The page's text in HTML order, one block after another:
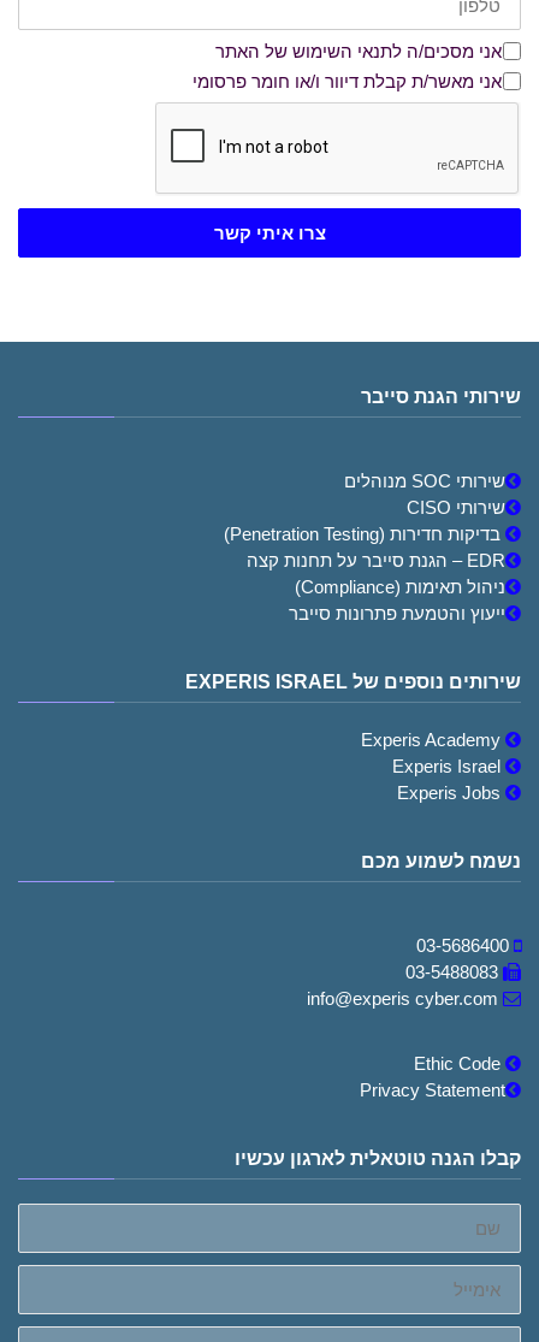
אני מסכים/ה לתנאי השימוש של האתר
אני מסכים/ה לתנאי השימוש של האתר
אני מאשר/ת קבלת דיוור ו/או חומר פרסומי
אני מאשר/ת קבלת דיוור ו/או חומר פרסומי
צרו איתי קשר
שירותי הגנת סייבר
שירותי SOC מנוהלים
שירותי CISO
בדיקות חדירות (Penetration Testing)
EDR – הגנת סייבר על תחנות קצה
ניהול תאימות (Compliance)
ייעוץ והטמעת פתרונות סייבר
שירותים נוספים של EXPERIS ISRAEL
נשמח לשמוע מכם
03-5686400
03-5488083
info@experis cyber.com
Privacy Statement
קבלו הגנה טוטאלית לארגון עכשיו
שם
אימייל
טלפון